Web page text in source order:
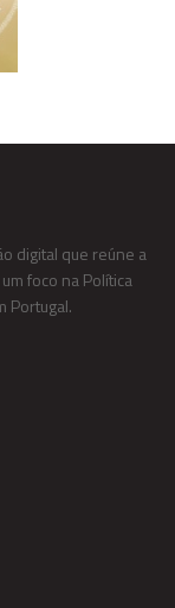
digital que reúne a
foco na Política
Portugal.